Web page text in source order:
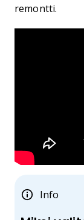
remontti.
Info